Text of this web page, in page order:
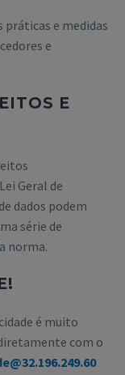
práticas e medidas
e
E
Geral de
dados podem
série de
norma.
é muito
com o